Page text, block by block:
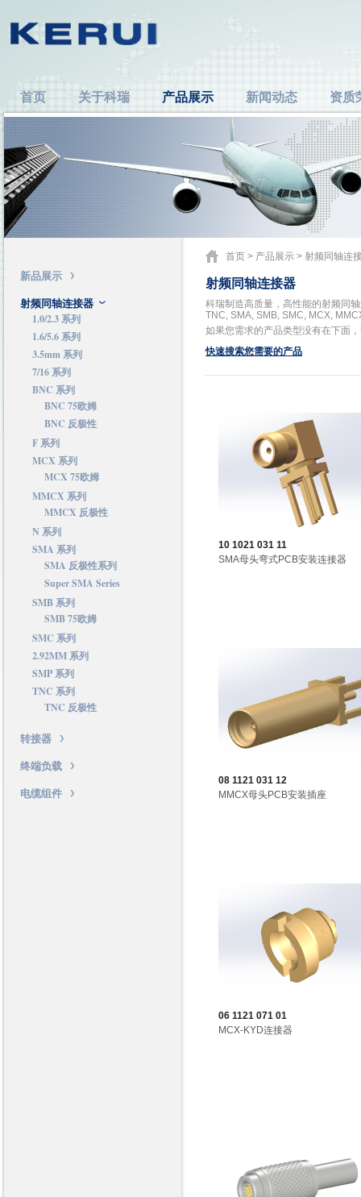
首页 关于科瑞 产品展示 新闻动态 资质
新品展示
射频同轴连接器
1.0/2.3 系列
1.6/5.6 系列
3.5mm 系列
7/16 系列
BNC 系列
BNC 75欧姆
BNC 反极性
F 系列
MCX 系列
MCX 75欧姆
MMCX 系列
MMCX 反极性
N 系列
SMA 系列
SMA 反极性系列
Super SMA Series
SMB 系列
SMB 75欧姆
SMC 系列
2.92MM 系列
SMP 系列
TNC 系列
TNC 反极性
转接器
终端负载
电缆组件
首页 > 产品展示 > 射频同轴连
射频同轴连接器
科瑞制造高质量，高性能的射频同
TNC, SMA, SMB, SMC, MCX,
如果您需求的产品类型没有在下面
快速搜索您需要的产品
10 1021 031 11
SMA母头弯式PCB安装连接器
08 1121 031 12
MMCX母头PCB安装插座
06 1121 071 01
MCX-KYD连接器